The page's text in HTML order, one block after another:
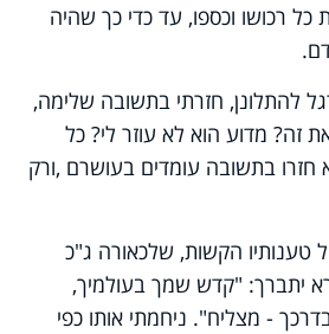
רכושו וכספו, עד כדי כך שהיה
להתלונן, חזרתי בתשובה שלימה,
זה? מדוע הוא לא עוזר לי? כל
חזרו בתשובה עומדים בעושרם ,ורק
טענותיו הקשות, שלכאורה ג"כ
יתברך: "קדש שמך בעולמיך,
- מצליח". ניחמתי אותו כפי